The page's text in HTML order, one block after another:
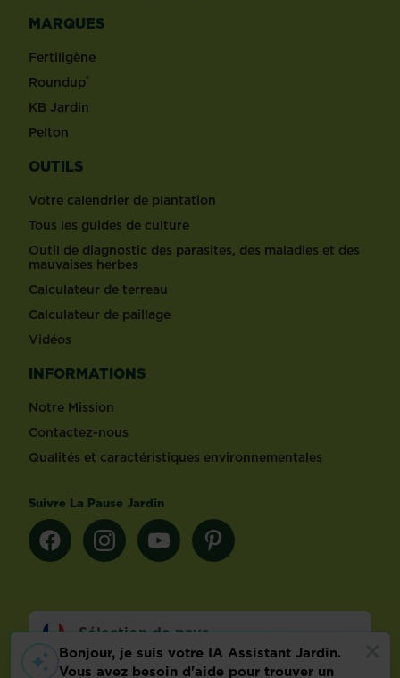
MARQUES
Fertiligène
Roundup®
KB Jardin
Pelton
OUTILS
Votre calendrier de plantation
Tous les guides de culture
Outil de diagnostic des parasites, des maladies et des
mauvaises herbes
Calculateur de terreau
Calculateur de paillage
Vidéos
INFORMATIONS
Notre Mission
Contactez-nous
Qualités et caractéristiques environnementales
Suivre La Pause Jardin
Sélection de pays